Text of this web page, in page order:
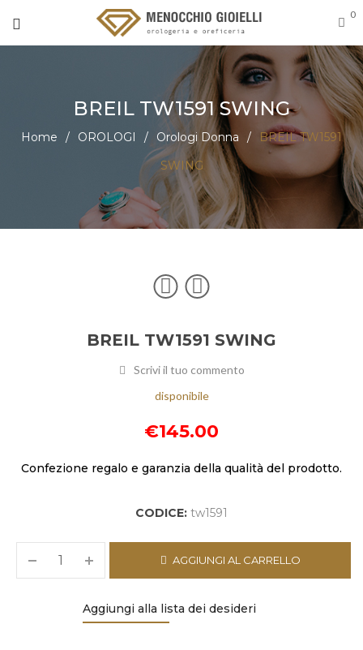
0
BREIL TW1591 SWING
Home / OROLOGI / Orologi Donna /
BREIL TW1591
SWING
BREIL TW1591 SWING
Scrivi il tuo commento
disponibile
€145.00
Confezione regalo e garanzia della qualità del prodotto.
CODICE: tw1591
AGGIUNGI AL CARRELLO
Aggiungi alla lista dei desideri